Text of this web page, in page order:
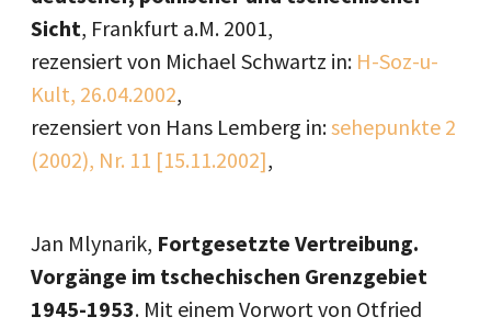
Sicht, Frankfurt a.M. 2001,
rezensiert von Michael Schwartz in: H-Soz-u-
Kult, 26.04.2002,
rezensiert von Hans Lemberg in:sehepunkte 2
(2002), Nr. 11 [15.11.2002],
Jan Mlynarik, Fortgesetzte Vertreibung.
Vorgänge im tschechischen Grenzgebiet
1945-1953. Mit einem Vorwort von Otfried